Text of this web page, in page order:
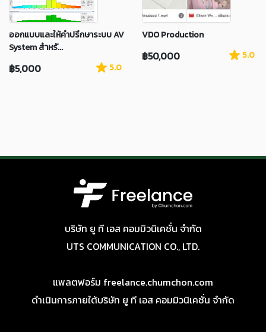
ออกแบบและให้คำปรึกษาระบบ AV
System สำหรั...
฿5,000 5.0
VDO Production
฿50,000 5.0
บริษัท ยู ที เอส คอมมิวนิเคชั่น จำกัด
UTS COMMUNICATION CO., LTD.
แพลตฟอร์ม freelance.chumchon.com
ดำเนินการภายใต้บริษัท ยู ที เอส คอมมิวนิเคชั่น จำกัด